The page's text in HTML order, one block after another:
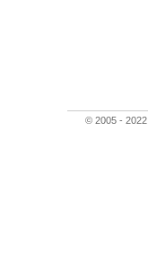
© 2005 - 2022